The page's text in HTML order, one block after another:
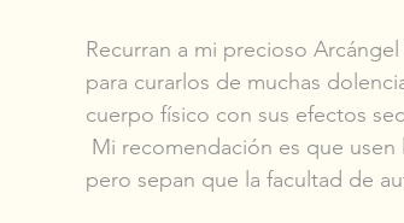
Recurran a mi precioso
para curarlos de muchas
cuerpo físico con sus efectos
Mi recomendación es que
pero sepan que la facultad de